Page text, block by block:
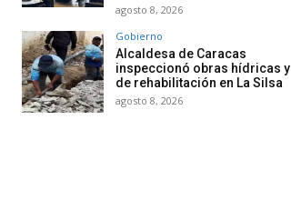
agosto 8, 2026
Gobierno
Alcaldesa de Caracas
inspeccionó obras hídricas y
de rehabilitación en La Silsa
agosto 8, 2026